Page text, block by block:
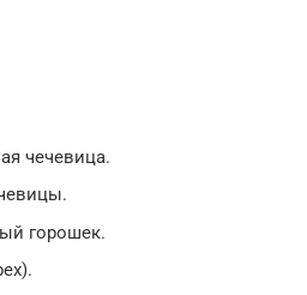
чечевица.
горошек.